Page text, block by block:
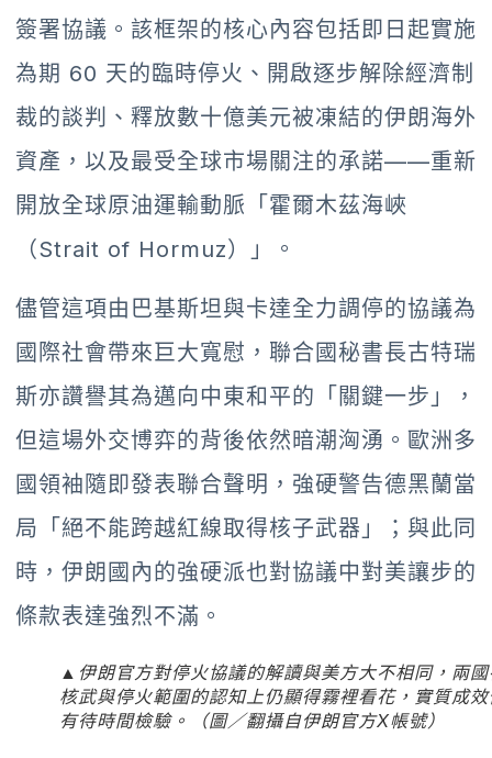
簽署協議。該框架的核心內容包括即日起實施
為期 60 天的臨時停火、開啟逐步解除經濟制
裁的談判、釋放數十億美元被凍結的伊朗海外
資產，以及最受全球市場關注的承諾——重新
開放全球原油運輸動脈「霍爾木茲海峽
（Strait of Hormuz）」。
儘管這項由巴基斯坦與卡達全力調停的協議為
國際社會帶來巨大寬慰，聯合國秘書長古特瑞
斯亦讚譽其為邁向中東和平的「關鍵一步」，
但這場外交博弈的背後依然暗潮洶湧。歐洲多
國領袖隨即發表聯合聲明，強硬警告德黑蘭當
局「絕不能跨越紅線取得核子武器」；與此同
時，伊朗國內的強硬派也對協議中對美讓步的
條款表達強烈不滿。
▲伊朗官方對停火協議的解讀與美方大不相同，兩
核武與停火範圍的認知上仍顯得霧裡看花，實質成
有待時間檢驗。（圖／翻攝自伊朗官方X帳號）